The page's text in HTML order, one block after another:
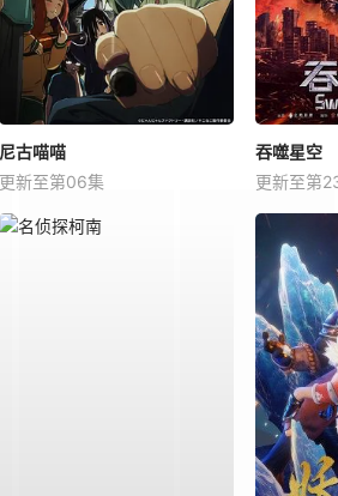
尼古喵喵
更新至第06集
吞噬星空
更新至第